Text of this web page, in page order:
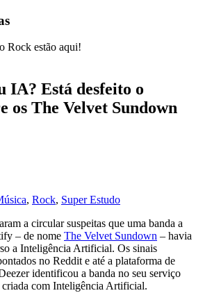
Rock estão aqui!
IA? Está desfeito o
os The Velvet Sundown
, Rock, Super Estudo
a circular suspeitas que uma banda a
– de nome The Velvet Sundown – havia
a Inteligência Artificial. Os sinais
no Reddit e até a plataforma de
identificou a banda no seu serviço
com Inteligência Artificial.